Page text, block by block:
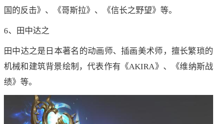
国的反击》、《哥斯拉》、《信长之野望》等。
6、田中达之
田中达之是日本著名的动画师、插画美术师，擅长繁琐的
机械和建筑背景绘制，代表作有《AKIRA》、《维纳斯战
绩》等。